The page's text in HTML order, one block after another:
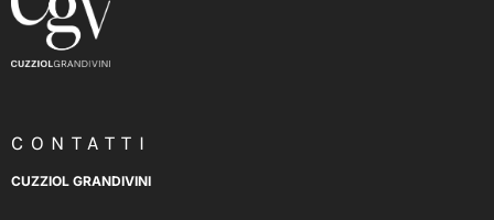
CONTATTI
CUZZIOL GRANDIVINI